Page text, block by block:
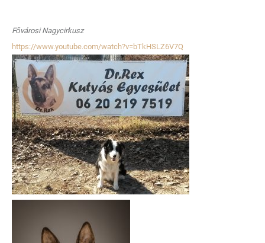
Fővárosi Nagycirkusz
https://www.youtube.com/watch?v=bTkHSLZ6V7Q